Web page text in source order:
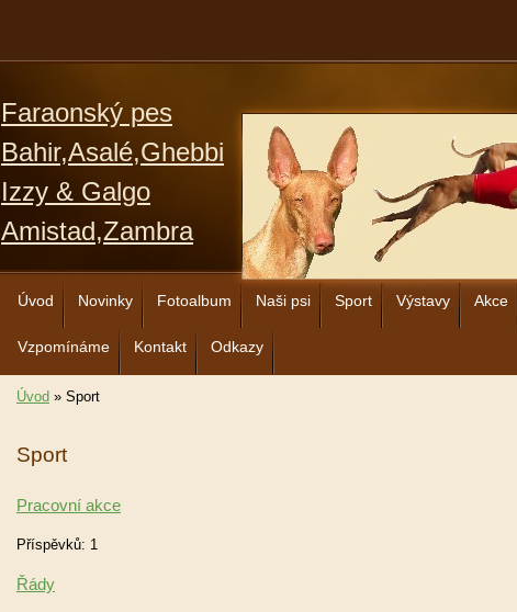
Faraonský pes
Bahir,Asalé,Ghebbi
Izzy & Galgo
Amistad,Zambra
Úvod Novinky Fotoalbum Naši psi Sport Výstavy Akce
Vzpomínáme Kontakt Odkazy
Úvod » Sport
Sport
Pracovní akce
Příspěvků: 1
Řády